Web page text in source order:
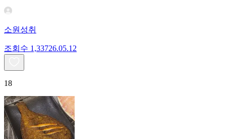
소원성취
조회수 1,33726.05.12
18